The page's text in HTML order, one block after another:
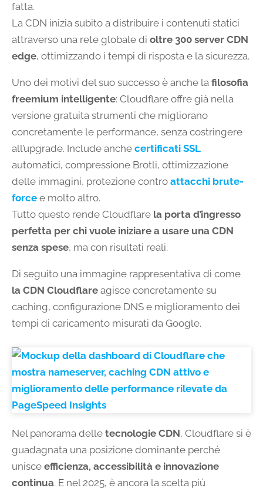
fatta.
La CDN inizia subito a distribuire i contenuti statici
attraverso una rete globale di oltre 300 server CDN
edge, ottimizzando i tempi di risposta e la sicurezza.
Uno dei motivi del suo successo è anche la filosofia
freemium intelligente: Cloudflare offre già nella
versione gratuita strumenti che migliorano
concretamente le performance, senza costringere
all’upgrade. Include anche certificati SSL
automatici, compressione Brotli, ottimizzazione
delle immagini, protezione contro attacchi brute-
force e molto altro.
Tutto questo rende Cloudflare la porta d’ingresso
perfetta per chi vuole iniziare a usare una CDN
senza spese, ma con risultati reali.
Di seguito una immagine rappresentativa di come
la CDN Cloudflare agisce concretamente su
caching, configurazione DNS e miglioramento dei
tempi di caricamento misurati da Google.
Nel panorama delle tecnologie CDN, Cloudflare si è
guadagnata una posizione dominante perché
unisce efficienza, accessibilità e innovazione
continua. E nel 2025, è ancora la scelta più